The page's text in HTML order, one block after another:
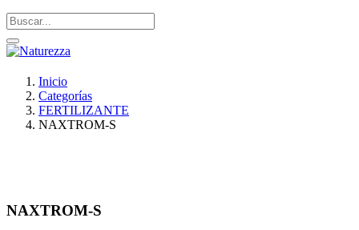
Inicio
Categorías
FERTILIZANTE
NAXTROM-S
NAXTROM-S